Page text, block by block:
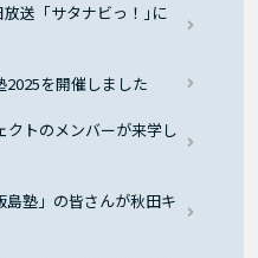
放送「サタナビっ！｣に
を開催しました
クトのメンバーが来学し
塾」の皆さんが秋田キ